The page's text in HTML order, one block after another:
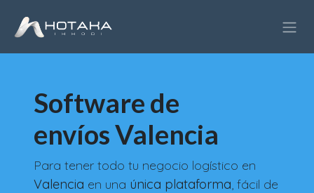
Software de
envíos Valencia
Para tener todo tu negocio logístico en
Valencia en una única plataforma, fácil de